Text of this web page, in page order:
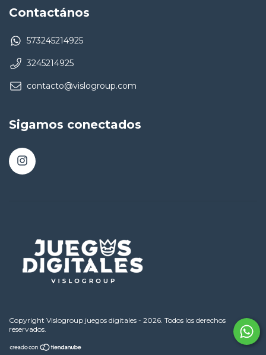
Contactános
573245214925
3245214925
contacto@vislogroup.com
Sigamos conectados
Copyright Vislogroup juegos digitales - 2026. Todos los derechos
reservados.